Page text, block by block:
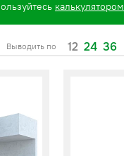
калькулятором
Выводить по 12 24 36